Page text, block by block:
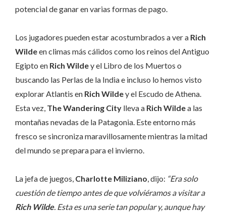
potencial de ganar en varias formas de pago.
Los jugadores pueden estar acostumbrados a ver a Rich
Wildeen climas más cálidos como los reinos del Antiguo
Egipto en Rich Wildey el Libro de los Muertos o
buscando las Perlas de la India e incluso lo hemos visto
explorar Atlantis en Rich Wildey el Escudo de Athena.
Esta vez, The Wandering City lleva a Rich Wildea las
montañas nevadas de la Patagonia. Este entorno más
fresco se sincroniza maravillosamente mientras la mitad
del mundo se prepara para el invierno.
La jefa de juegos, Charlotte Miliziano , dijo: “Era solo
cuestión de tiempo antes de que volviéramos a visitar a
Rich Wilde. Esta es una serie tan popular y, aunque hay